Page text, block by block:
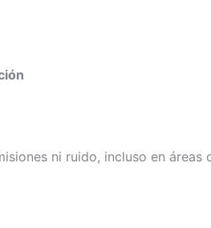
ni ruido, incluso en áreas